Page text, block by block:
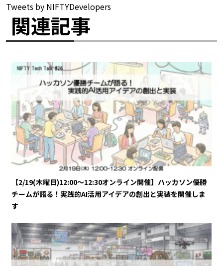
Tweets by NIFTYDevelopers
関連記事
【2/19(木曜日)12:00～12:30オンライン開催】ハッカソン優勝
チームが語る！実践的AI活用アイデアの創出と実装を開催しま
す